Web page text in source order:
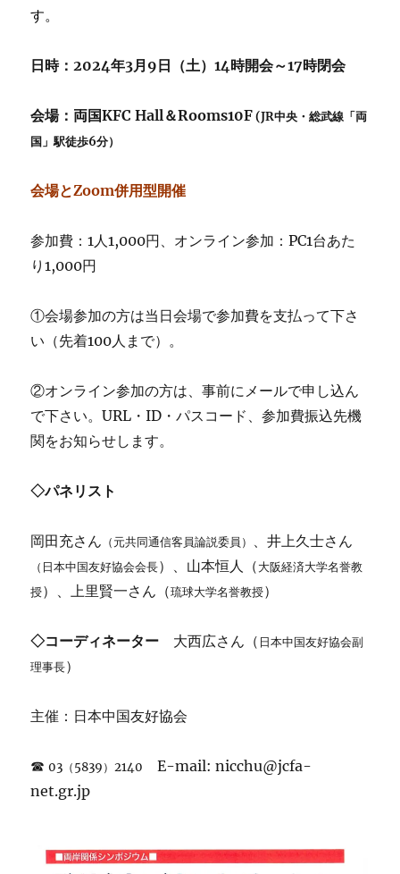
す。
日時：2024年3月9日（土）14時開会～17時閉会
会場：両国KFC Hall＆Rooms10F(JR中央・総武線「両
国」駅徒歩6分）
会場とZoom併用型開催
参加費：1人1,000円、オンライン参加：PC1台あた
り1,000円
①会場参加の方は当日会場で参加費を支払って下さ
い（先着100人まで）。
②オンライン参加の方は、事前にメールで申し込ん
で下さい。URL・ID・パスコード、参加費振込先機
関をお知らせします。
◇パネリスト
岡田充さん （元共同通信客員論説委員） 、井上久士さん
（日本中国友好協会会長）、山本恒人（大阪経済大学名誉教
授）、上里賢一さん（琉球大学名誉教授）
◇コーディネーター 大西広さん（ 日本中国友好協会副
理事長）
主催：日本中国友好協会
☎03（5839）2140
E-mail: nicchu@jcfa-
net.gr.jp